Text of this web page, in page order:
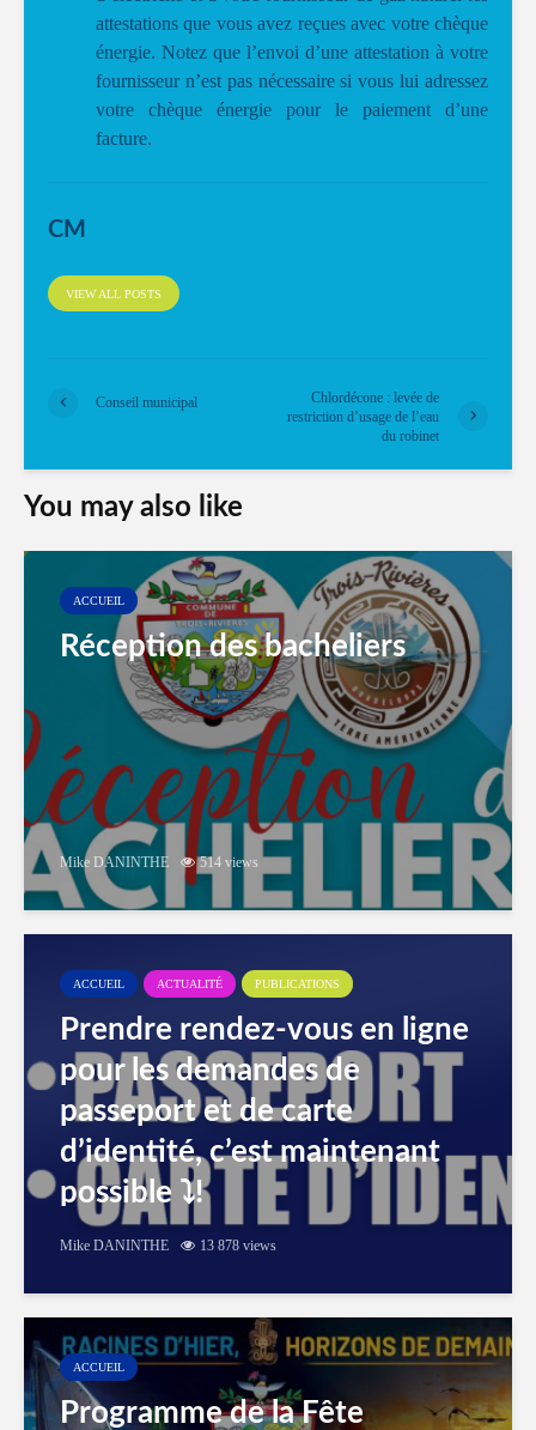
attestations que vous avez reçues avec votre chèque
énergie. Notez que l’envoi d’une attestation à votre
fournisseur n’est pas nécessaire si vous lui adressez
votre chèque énergie pour le paiement d’une
facture.
CM
VIEW ALL POSTS
Conseil municipal
Chlordécone : levée de
restriction d’usage de l’eau
du robinet
You may also like
ACCUEIL
Réception des bacheliers
Mike DANINTHE 514 views
ACCUEIL ACTUALITÉ PUBLICATIONS
Prendre rendez-vous en ligne
pour les demandes de
passeport et de carte
d’identité, c’est maintenant
possible ⤵️!
Mike DANINTHE 13 878 views
ACCUEIL
Programme de la Fête